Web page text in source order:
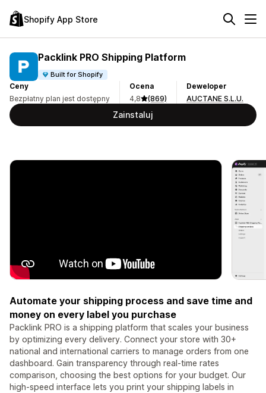
Shopify App Store
Packlink PRO Shipping Platform
Built for Shopify
Ceny
Bezpłatny plan jest dostępny
Ocena
4,8
(869)
Deweloper
AUCTANE S.L.U.
Zainstaluj
Automate your shipping process and save time and
money on every label you purchase
Packlink PRO is a shipping platform that scales your business
by optimizing every delivery. Connect your store with 30+
national and international carriers to manage orders from one
dashboard. Gain transparency through real-time rates
comparison, choosing the best options for your budget. Our
high-speed interface lets you print your shipping labels in